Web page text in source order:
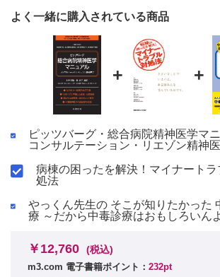
よく一緒に購入されている商品
+ +
ピッツバーグ・総合病院精神医学マ
コンサルテーション・リエゾン精神
病棟の困ったを解決！マイナートラ
処法
やっくん先生の そこが知りたかった
療 ～だから中毒診療はおもしろいん
￥12,760 (税込)
m3.com 電子書籍ポイント： 232pt